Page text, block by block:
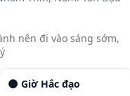
nên đi vào sáng sớm,
🌑 Giờ Hắc đạo